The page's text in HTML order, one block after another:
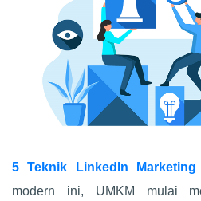
5 Teknik LinkedIn
modern ini, UMKM mulai